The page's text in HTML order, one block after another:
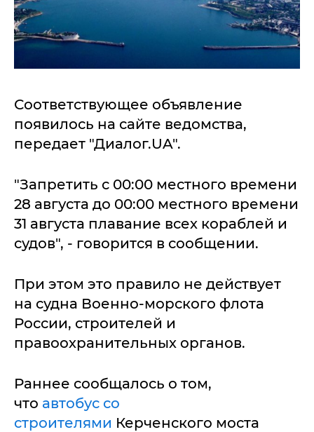
Соответствующее объявление
появилось на сайте ведомства,
передает "Диалог.UA".
"Запретить с 00:00 местного времени
28 августа до 00:00 местного времени
31 августа плавание всех кораблей и
судов", - говорится в сообщении.
При этом это правило не действует
на судна Военно-морского флота
России, строителей и
правоохранительных органов.
Раннее сообщалось о том,
что автобус со
строителями Керченского моста